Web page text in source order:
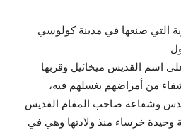
للأعجوبة التي صنعها في مدينة كولوسي
اسم القديس ميخائيل وقربها
للإستشفاء من أمراضهم بغسلهم فيه،
بواسطة إشارة الصليب المقدس وشفاعة‪ ‬صاحب المقام القديس
وحيدة خرساء منذ ولادتها وهي في